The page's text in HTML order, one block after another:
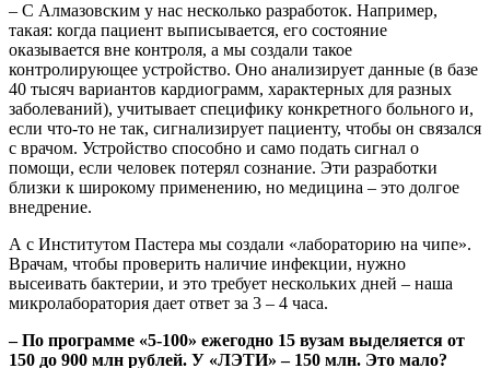
– С Алмазовским у нас несколько разработок. Например,
такая: когда пациент выписывается, его состояние
оказывается вне контроля, а мы создали такое
контролирующее устройство. Оно анализирует данные (в базе
40 тысяч вариантов кардиограмм, характерных для разных
заболеваний), учитывает специфику конкретного больного и,
если что-то не так, сигнализирует пациенту, чтобы он связался
с врачом. Устройство способно и само подать сигнал о
помощи, если человек потерял сознание. Эти разработки
близки к широкому применению, но медицина – это долгое
внедрение.
А с Институтом Пастера мы создали «лабораторию на чипе».
Врачам, чтобы проверить наличие инфекции, нужно
высеивать бактерии, и это требует нескольких дней – наша
микролаборатория дает ответ за 3 – 4 часа.
– По программе «5-100» ежегодно 15 вузам выделяется от
150 до 900 млн рублей. У «ЛЭТИ» – 150 млн. Это мало?